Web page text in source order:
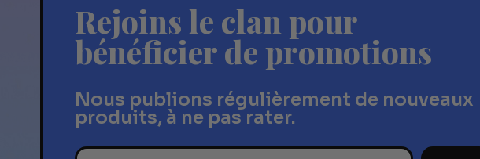
Rejoins le clan pour
bénéficier de promotions
Nous publions régulièrement de nouveaux
produits, à ne pas rater.